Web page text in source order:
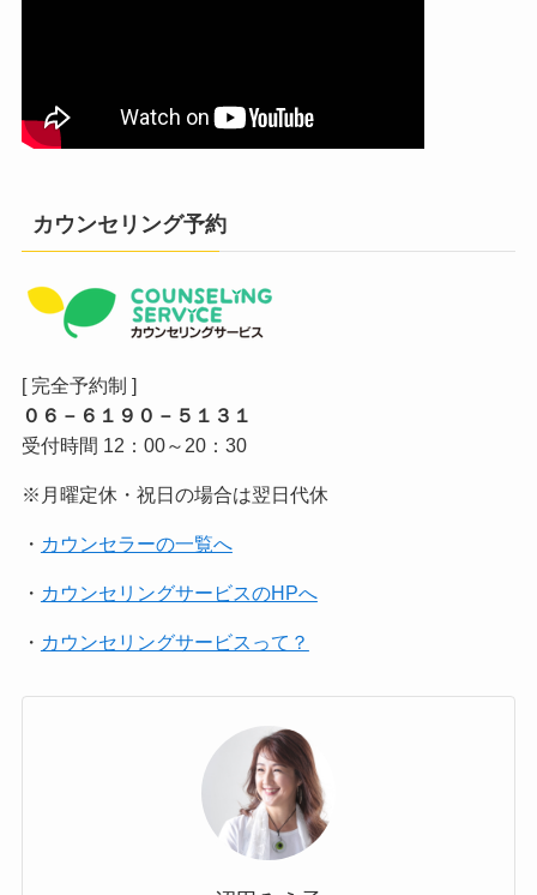
カウンセリング予約
[ 完全予約制 ]
０６－６１９０－５１３１
受付時間 12：00～20：30
※月曜定休・祝日の場合は翌日代休
・ カウンセラーの一覧へ
・ カウンセリングサービスのHPへ
・ カウンセリングサービスって？